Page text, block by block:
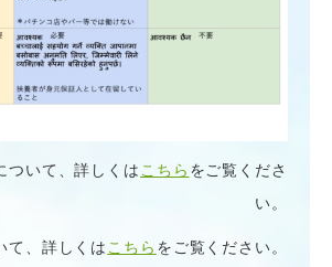
ついて、詳しくは こちら をご覧くださ
い。
て、詳しくはこちら をご覧ください。